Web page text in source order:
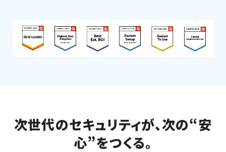
次世代のセキュリティが、次の“安
心”をつくる。